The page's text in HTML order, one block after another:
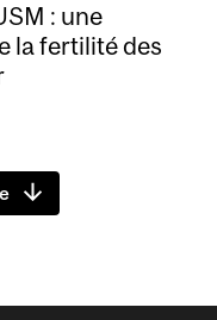
: une
la fertilité des